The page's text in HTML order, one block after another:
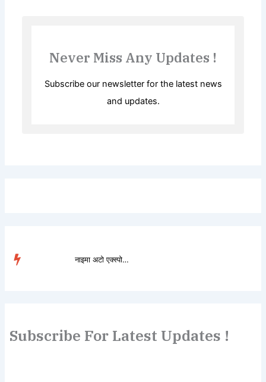
Never Miss Any Updates !
Subscribe our newsletter for the latest news
and updates.
नाइमा अटो एक्स्पोमा डो...
Subscribe For Latest Updates !